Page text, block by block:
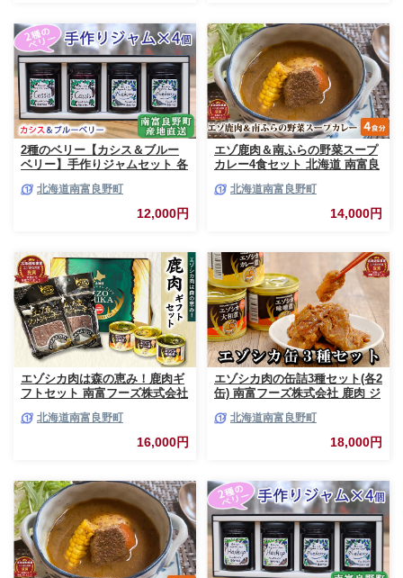
2種のベリー【カシス＆ブルー
ベリー】手作りジャムセット 各
ベリー カシス ブルーベリー ソ
ース 果実 てんさい糖 無農薬 甘
北海道南富良野町
12,000円
エゾ鹿肉＆南ふらの野菜スープ
カレー4食セット 北海道 南富良
スープカレー セット 詰合せ 加
北海道南富良野町
14,000円
エゾシカ肉は森の恵み！鹿肉ギ
フトセット 南富フーズ株式会社
北海道 南富良野町 エゾシカ 缶
詰 セット 詰合せ 贈り物 ギフト
北海道南富良野町
16,000円
エゾシカ肉の缶詰3種セット(各2
缶) 南富フーズ株式会社 鹿肉 ジ
南富良野町 エゾシカ 缶詰 セッ
ト 詰合せ 肉の加工品 おかず お
北海道南富良野町
18,000円